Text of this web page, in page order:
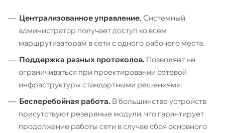
Централизованное управление. Системный
администратор получает доступ ко всем
маршрутизаторам в сети с одного рабочего места.
Поддержка разных протоколов. Позволяет не
ограничиваться при проектировании сетевой
инфраструктуры стандартными решениями.
Бесперебойная работа. В большинстве устройств
присутствуют резервные модули, что гарантирует
продолжение работы сети в случае сбоя основного